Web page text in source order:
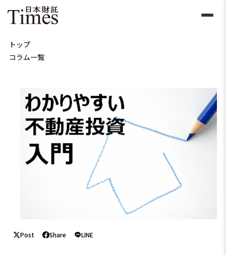
トップ
コラム一覧
Post Share LINE